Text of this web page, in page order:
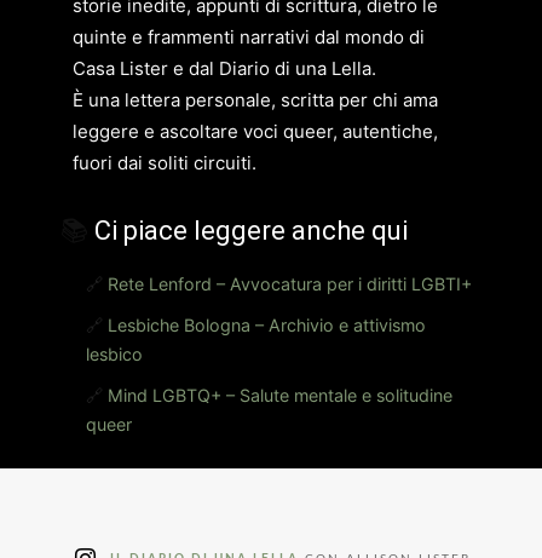
storie inedite, appunti di scrittura, dietro le
quinte e frammenti narrativi dal mondo di
Casa Lister e dal Diario di una Lella.
È una lettera personale, scritta per chi ama
leggere e ascoltare voci queer, autentiche,
fuori dai soliti circuiti.
Ci piace leggere anche qui
🔗 Rete Lenford – Avvocatura per i diritti LGBTI+
🔗 Lesbiche Bologna – Archivio e attivismo
lesbico
🔗 Mind LGBTQ+ – Salute mentale e solitudine
queer